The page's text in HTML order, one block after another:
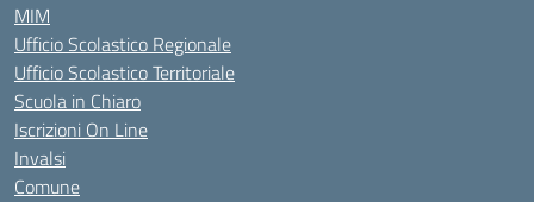
MIM
Ufficio Scolastico Regionale
Ufficio Scolastico Territoriale
Scuola in Chiaro
Iscrizioni On Line
Invalsi
Comune